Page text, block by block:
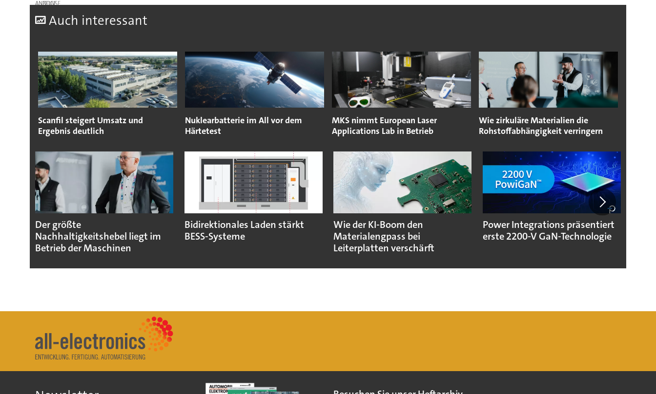
ANZEIGE
Auch interessant
Scanfil steigert Umsatz und
Ergebnis deutlich
Nuklearbatterie im All vor dem
Härtetest
MKS nimmt European Laser
Applications Lab in Betrieb
Wie zirkuläre Materialien die
Rohstoffabhängigkeit verringern
Der größte
Nachhaltigkeitshebel liegt im
Betrieb der Maschinen
Bidirektionales Laden stärkt
BESS-Systeme
Wie der KI-Boom den
Materialengpass bei
Leiterplatten verschärft
Power Integrations präsentiert
erste 2200-V GaN-Technologie